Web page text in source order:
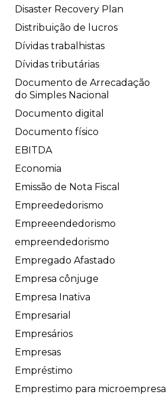
Disaster Recovery Plan
Distribuição de lucros
Dívidas trabalhistas
Dívidas tributárias
Documento de Arrecadação
do Simples Nacional
Documento digital
Documento físico
EBITDA
Economia
Emissão de Nota Fiscal
Empreededorismo
Empreeendedorismo
empreendedorismo
Empregado Afastado
Empresa cônjuge
Empresa Inativa
Empresarial
Empresários
Empresas
Empréstimo
Emprestimo para microempresa